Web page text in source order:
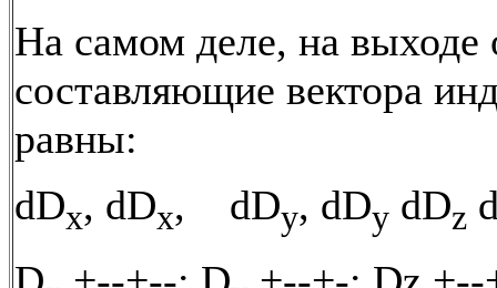
На самом деле, на выходе
составляющие вектора
равны:
dDx, dDx, dDy, dDy dDz